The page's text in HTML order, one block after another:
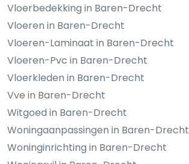
Vloerbedekking in Baren-Drecht
Vloeren in Baren-Drecht
Vloeren-Laminaat in Baren-Drecht
Vloeren-Pvc in Baren-Drecht
Vloerkleden in Baren-Drecht
Vve in Baren-Drecht
Witgoed in Baren-Drecht
Woningaanpassingen in Baren-Drecht
Woninginrichting in Baren-Drecht